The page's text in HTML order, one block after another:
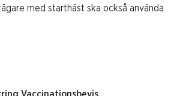
med starthäst ska också använda